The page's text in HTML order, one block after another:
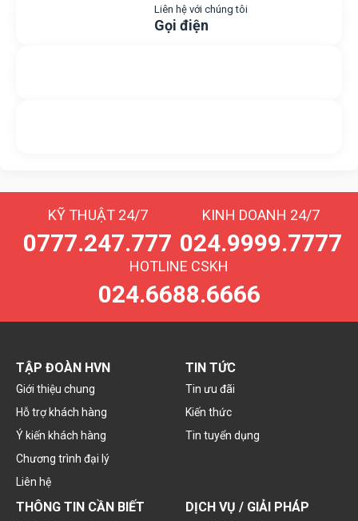
Liên hệ với chúng tôi
Gọi điện
KỸ THUẬT 24/7
0777.247.777
KINH DOANH 24/7
024.9999.7777
HOTLINE CSKH
024.6688.6666
TẬP ĐOÀN HVN
Giới thiệu chung
Hỗ trợ khách hàng
Ý kiến khách hàng
Chương trình đại lý
Liên hệ
TIN TỨC
Tin ưu đãi
Kiến thức
Tin tuyển dụng
THÔNG TIN CẦN BIẾT DỊCH VỤ / GIẢI PHÁP